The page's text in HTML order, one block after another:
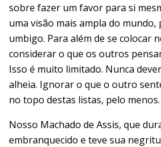
sobre fazer um favor para si
uma visão mais ampla do
umbigo. Para além de se colocar
considerar o que os outros
Isso é muito limitado. Nunca
alheia. Ignorar o que o outro
no topo destas listas, pelo menos.
Nosso Machado de Assis, que
embranquecido e teve sua